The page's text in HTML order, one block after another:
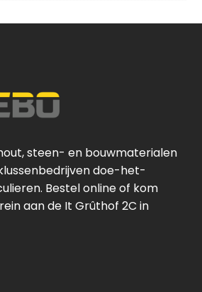
steen- en bouwmaterialen
doe-het-
Bestel online of kom
aan de It Grûthof 2C in